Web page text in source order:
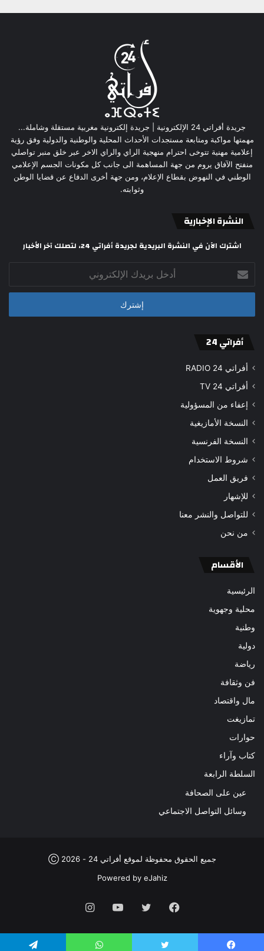
جريدة أفراتي 24 الإلكترونية | جريدة إلكترونية مغربية مستقلة وشاملة...
مهمتها مواكبة ومتابعة مستجدات الأحداث المحلية والوطنية والدولية وفق رؤية
إعلامية مهنية تتوخى احترام منهجية الراي والراي الاخر عبر خلق منبر تواصلي
منفتح الآفاق يروم من جهة المساهمة الى جانب كل مكونات الجسم الإعلامي
الوطني في النهوض بقطاع الإعلام، ومن جهة أخرى الدفاع عن قضايا الوطن
وثوابته.
النشرة الإخبارية
اشترك الآن في النشرة البريدية لجريدة أفراتي 24، لتصلك آخر الأخبار
بريدك
الإلكتروني
أفراتي 24
أفراتي 24 RADIO
أفراتي 24 TV
إعفاء من المسؤولية
النسخة الأمازيغية
النسخة الفرنسية
شروط الاستخدام
فريق العمل
للإشهار
للتواصل والنشر معنا
من نحن
الأقسام
الرئيسية
محلية وجهوية
وطنية
دولية
رياضة
فن وثقافة
مال واقتصاد
تمازيغت
حوارات
كتاب وآراء
السلطة الرابعة
عين على الصحافة
وسائل التواصل الاجتماعي
جميع الحقوق محفوظة لموقع أفراتي 24 - 2026 Ⓒ
Powered by eJahiz
فيسبوك تويتر يوتيوب